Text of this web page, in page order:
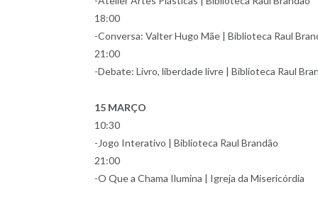
18:00
-Conversa: Valter Hugo Mãe | Biblioteca Raul
21:00
-Debate: Livro, liberdade livre | Biblioteca Raul
15 MARÇO
10:30
-Jogo Interativo | Biblioteca Raul Brandão
21:00
-O Que a Chama Ilumina | Igreja da Misericórdia